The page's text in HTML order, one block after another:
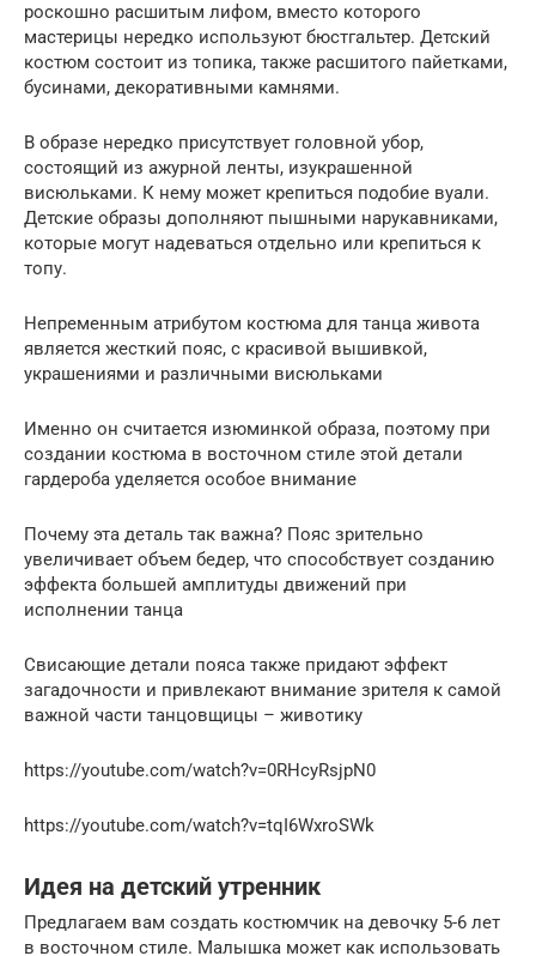
роскошно расшитым лифом, вместо которого
мастерицы нередко используют бюстгальтер. Детский
костюм состоит из топика, также расшитого пайетками,
бусинами, декоративными камнями.
В образе нередко присутствует головной убор,
состоящий из ажурной ленты, изукрашенной
висюльками. К нему может крепиться подобие вуали.
Детские образы дополняют пышными нарукавниками,
которые могут надеваться отдельно или крепиться к
топу.
Непременным атрибутом костюма для танца живота
является жесткий пояс, с красивой вышивкой,
украшениями и различными висюльками
Именно он считается изюминкой образа, поэтому при
создании костюма в восточном стиле этой детали
гардероба уделяется особое внимание
Почему эта деталь так важна? Пояс зрительно
увеличивает объем бедер, что способствует созданию
эффекта большей амплитуды движений при
исполнении танца
Свисающие детали пояса также придают эффект
загадочности и привлекают внимание зрителя к самой
важной части танцовщицы – животику
https://youtube.com/watch?v=0RHcyRsjpN0
https://youtube.com/watch?v=tqI6WxroSWk
Идея на детский утренник
Предлагаем вам создать костюмчик на девочку 5-6 лет
в восточном стиле. Малышка может как использовать